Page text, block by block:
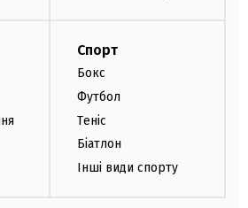
Спорт
Бокс
Футбол
Теніс
Біатлон
Інші види спорту